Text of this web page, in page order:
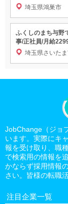
埼玉県鴻巣市
ふくしのまち与野
事/正社員/月給
埼玉県さいた
JobChange（ジョ
います。実際にキ
報を受け取り、職
で検索用の情報を
かならず採用情報
さい。皆様の転職
注目企業一覧